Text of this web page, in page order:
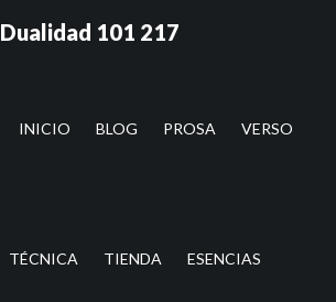
Dualidad 101 217
INICIO BLOG PROSA VERSO
TÉCNICA TIENDA ESENCIAS